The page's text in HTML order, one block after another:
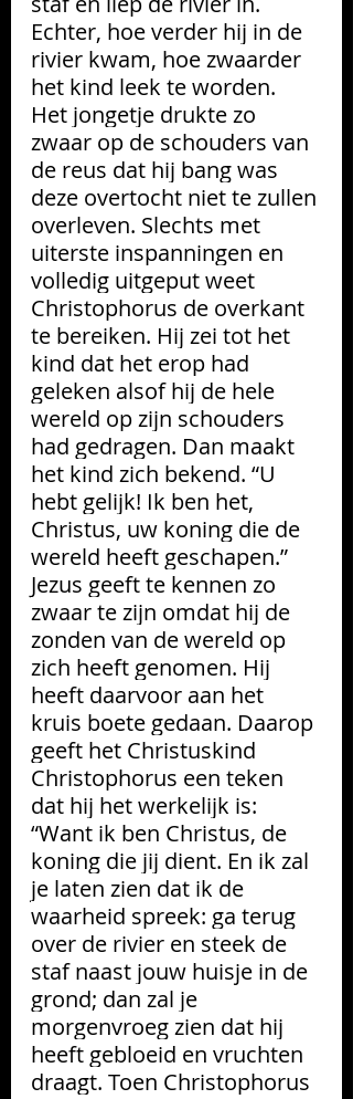
Echter, hoe verder hij in de
rivier kwam, hoe zwaarder
het kind leek te worden.
Het jongetje drukte zo
zwaar op de schouders van
de reus dat hij bang was
deze overtocht niet te zullen
overleven. Slechts met
uiterste inspanningen en
volledig uitgeput weet
Christophorus de overkant
te bereiken. Hij zei tot het
kind dat het erop had
geleken alsof hij de hele
wereld op zijn schouders
had gedragen. Dan maakt
het kind zich bekend. “U
hebt gelijk! Ik ben het,
Christus, uw koning die de
wereld heeft geschapen.”
Jezus geeft te kennen zo
zwaar te zijn omdat hij de
zonden van de wereld op
zich heeft genomen. Hij
heeft daarvoor aan het
kruis boete gedaan. Daarop
geeft het Christuskind
Christophorus een teken
dat hij het werkelijk is:
“Want ik ben Christus, de
koning die jij dient. En ik zal
je laten zien dat ik de
waarheid spreek: ga terug
over de rivier en steek de
staf naast jouw huisje in de
grond; dan zal je
morgenvroeg zien dat hij
heeft gebloeid en vruchten
draagt. Toen Christophorus